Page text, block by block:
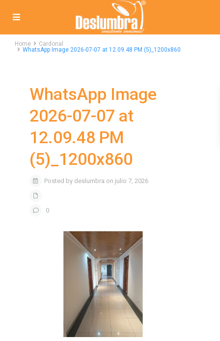
Home
Cardonal
WhatsApp Image 2026-07-07 at 12.09.48 PM (5)_1200x860
WhatsApp Image
2026-07-07 at
12.09.48 PM
(5)_1200x860
Posted by deslumbra on julio 7, 2026
0